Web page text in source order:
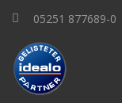
05251 877689-0